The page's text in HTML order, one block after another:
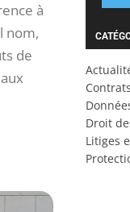
à
nom,
de
Droit
Litiges